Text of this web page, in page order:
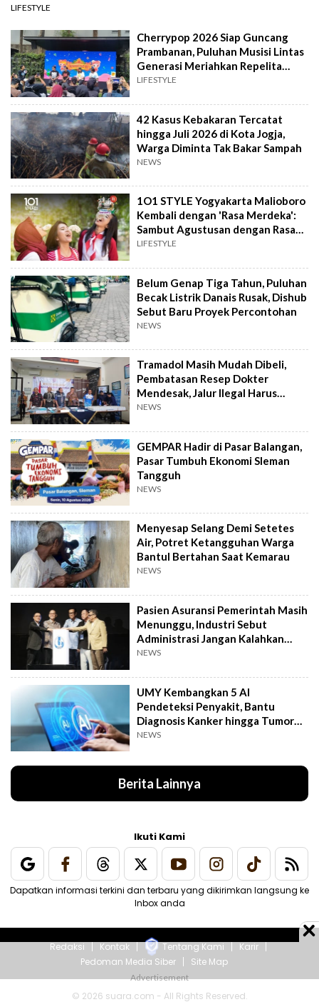
LIFESTYLE
Cherrypop 2026 Siap Guncang
Prambanan, Puluhan Musisi Lintas
Generasi Meriahkan Repelita
Musik
LIFESTYLE
42 Kasus Kebakaran Tercatat
hingga Juli 2026 di Kota Jogja,
Warga Diminta Tak Bakar Sampah
NEWS
1O1 STYLE Yogyakarta Malioboro
Kembali dengan 'Rasa Merdeka':
Sambut Agustusan dengan Rasa
dan Tawa
LIFESTYLE
Belum Genap Tiga Tahun, Puluhan
Becak Listrik Danais Rusak, Dishub
Sebut Baru Proyek Percontohan
NEWS
Tramadol Masih Mudah Dibeli,
Pembatasan Resep Dokter
Mendesak, Jalur Ilegal Harus
Distop
NEWS
GEMPAR Hadir di Pasar Balangan,
Pasar Tumbuh Ekonomi Sleman
Tangguh
NEWS
Menyesap Selang Demi Setetes
Air, Potret Ketangguhan Warga
Bantul Bertahan Saat Kemarau
NEWS
Pasien Asuransi Pemerintah Masih
Menunggu, Industri Sebut
Administrasi Jangan Kalahkan
Kemanusiaan
NEWS
UMY Kembangkan 5 AI
Pendeteksi Penyakit, Bantu
Diagnosis Kanker hingga Tumor
Otak Lebih Cepat
NEWS
Berita Lainnya
Ikuti Kami
Dapatkan informasi terkini dan terbaru yang dikirimkan langsung ke
Inbox anda
Redaksi Kontak Tentang Kami
Karir
Pedoman Media Siber
Site Map
© 2026 suara.com - All Rights Reserved.